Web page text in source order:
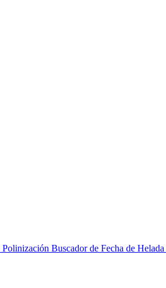
Polinización Buscador de Fecha de Helada